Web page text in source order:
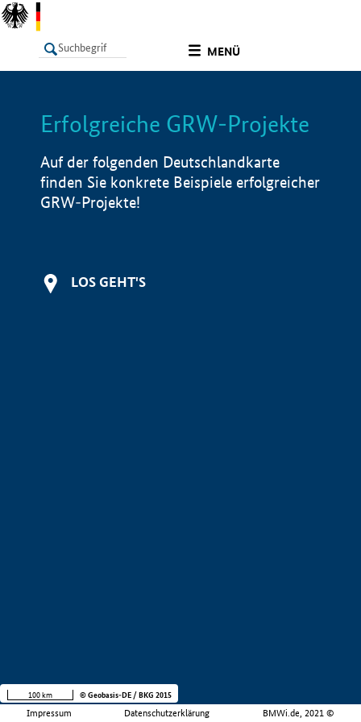
MENÜ
LISTE Info
Erfolgreiche GRW-Projekte
Auf der folgenden Deutschlandkarte
finden Sie konkrete Beispiele erfolgreicher
GRW-Projekte!
LOS GEHT'S
Impressum Datenschutzerklärung BMWi.de, 2021 ©
100 km © Geobasis-DE / BKG 2015